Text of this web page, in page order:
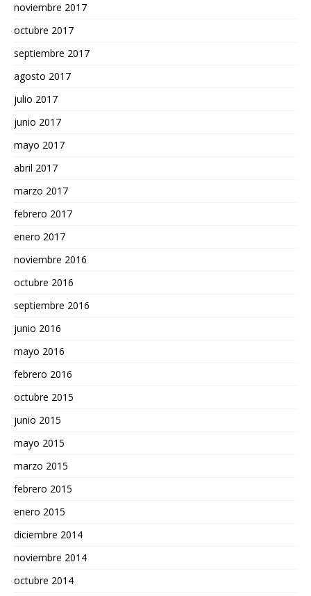
noviembre 2017
octubre 2017
septiembre 2017
agosto 2017
julio 2017
junio 2017
mayo 2017
abril 2017
marzo 2017
febrero 2017
enero 2017
noviembre 2016
octubre 2016
septiembre 2016
junio 2016
mayo 2016
febrero 2016
octubre 2015
junio 2015
mayo 2015
marzo 2015
febrero 2015
enero 2015
diciembre 2014
noviembre 2014
octubre 2014